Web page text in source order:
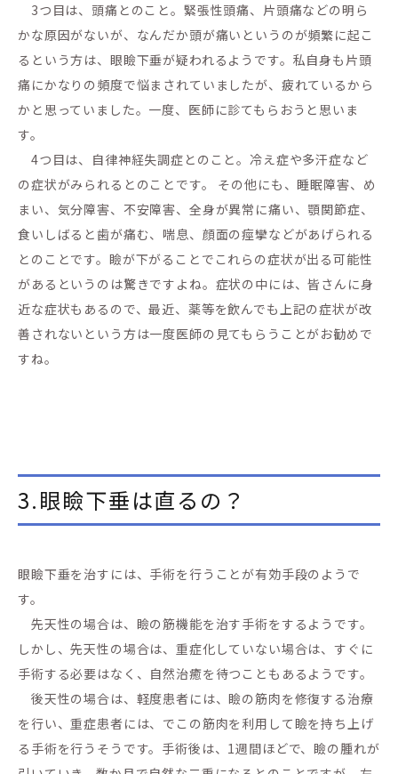
3つ目は、頭痛とのこと。緊張性頭痛、片頭痛などの明ら
かな原因がないが、なんだか頭が痛いというのが頻繁に起こ
るという方は、眼瞼下垂が疑われるようです。私自身も片頭
痛にかなりの頻度で悩まされていましたが、疲れているから
かと思っていました。一度、医師に診てもらおうと思いま
す。
4つ目は、自律神経失調症とのこと。冷え症や多汗症など
の症状がみられるとのことです。 その他にも、睡眠障害、め
まい、気分障害、不安障害、全身が異常に痛い、顎関節症、
食いしばると歯が痛む、喘息、顔面の痙攣などがあげられる
とのことです。瞼が下がることでこれらの症状が出る可能性
があるというのは驚きですよね。症状の中には、皆さんに身
近な症状もあるので、最近、薬等を飲んでも上記の症状が改
善されないという方は一度医師の見てもらうことがお勧めで
すね。
3.眼瞼下垂は直るの？
眼瞼下垂を治すには、手術を行うことが有効手段のようで
す。
先天性の場合は、瞼の筋機能を治す手術をするようです。
しかし、先天性の場合は、重症化していない場合は、すぐに
手術する必要はなく、自然治癒を待つこともあるようです。
後天性の場合は、軽度患者には、瞼の筋肉を修復する治療
を行い、重症患者には、でこの筋肉を利用して瞼を持ち上げ
る手術を行うそうです。手術後は、1週間ほどで、瞼の腫れが